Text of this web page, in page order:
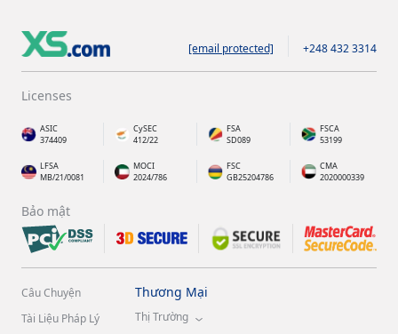
[email protected] +248 432 3314
Licenses
ASIC
374409
CySEC
412/22
FSA
SD089
FSCA
53199
LFSA
MB/21/0081
MOCI
2024/786
FSC
GB25204786
CMA
2020000339
Bảo mật
Câu Chuyện
Tài Liệu Pháp Lý
Thương Mại
Thị Trường